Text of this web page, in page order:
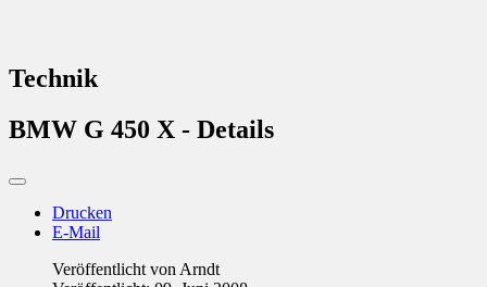
Technik
BMW G 450 X - Details
Drucken
E-Mail
Veröffentlicht von Arndt